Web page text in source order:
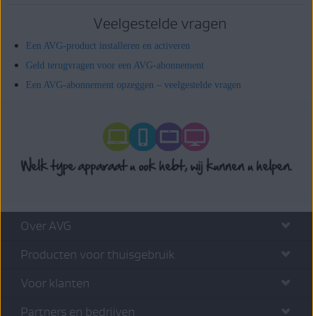
Veelgestelde vragen
Een AVG-product installeren en activeren
Geld terugvragen voor een AVG-abonnement
Een AVG-abonnement opzeggen – veelgestelde vragen
Over AVG
Producten voor thuisgebruik
Voor klanten
Partners en bedrijven